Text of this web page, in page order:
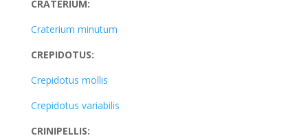
CRATERIUM:
Craterium minutum
CREPIDOTUS:
Crepidotus mollis
Crepidotus variabilis
CRINIPELLIS: